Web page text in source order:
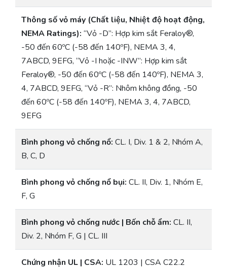
Thông số vỏ máy (Chất liệu, Nhiệt độ hoạt động,
NEMA Ratings): “Vỏ -D”: Hợp kim sắt Feraloy®,
-50 đến 60ºC (-58 đến 140ºF), NEMA 3, 4,
7ABCD, 9EFG, “Vỏ -I hoặc -INW”: Hợp kim sắt
Feraloy®, -50 đến 60ºC (-58 đến 140ºF), NEMA 3,
4, 7ABCD, 9EFG, “Vỏ -R”: Nhôm không đồng, -50
đến 60ºC (-58 đến 140ºF), NEMA 3, 4, 7ABCD,
9EFG
Bình phong vỏ chống nổ: CL. I, Div. 1 & 2, Nhóm A,
B, C, D
Bình phong vỏ chống nổ bụi: CL. II, Div. 1, Nhóm E,
F, G
Bình phong vỏ chống nước | Bốn chỗ ẩm: CL. II,
Div. 2, Nhóm F, G | CL. III
Chứng nhận UL | CSA: UL 1203 | CSA C22.2